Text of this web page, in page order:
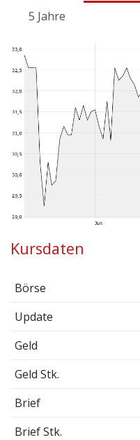
5 Jahre
Kursdaten
Börse
Update
Geld
Geld Stk.
Brief
Brief Stk.